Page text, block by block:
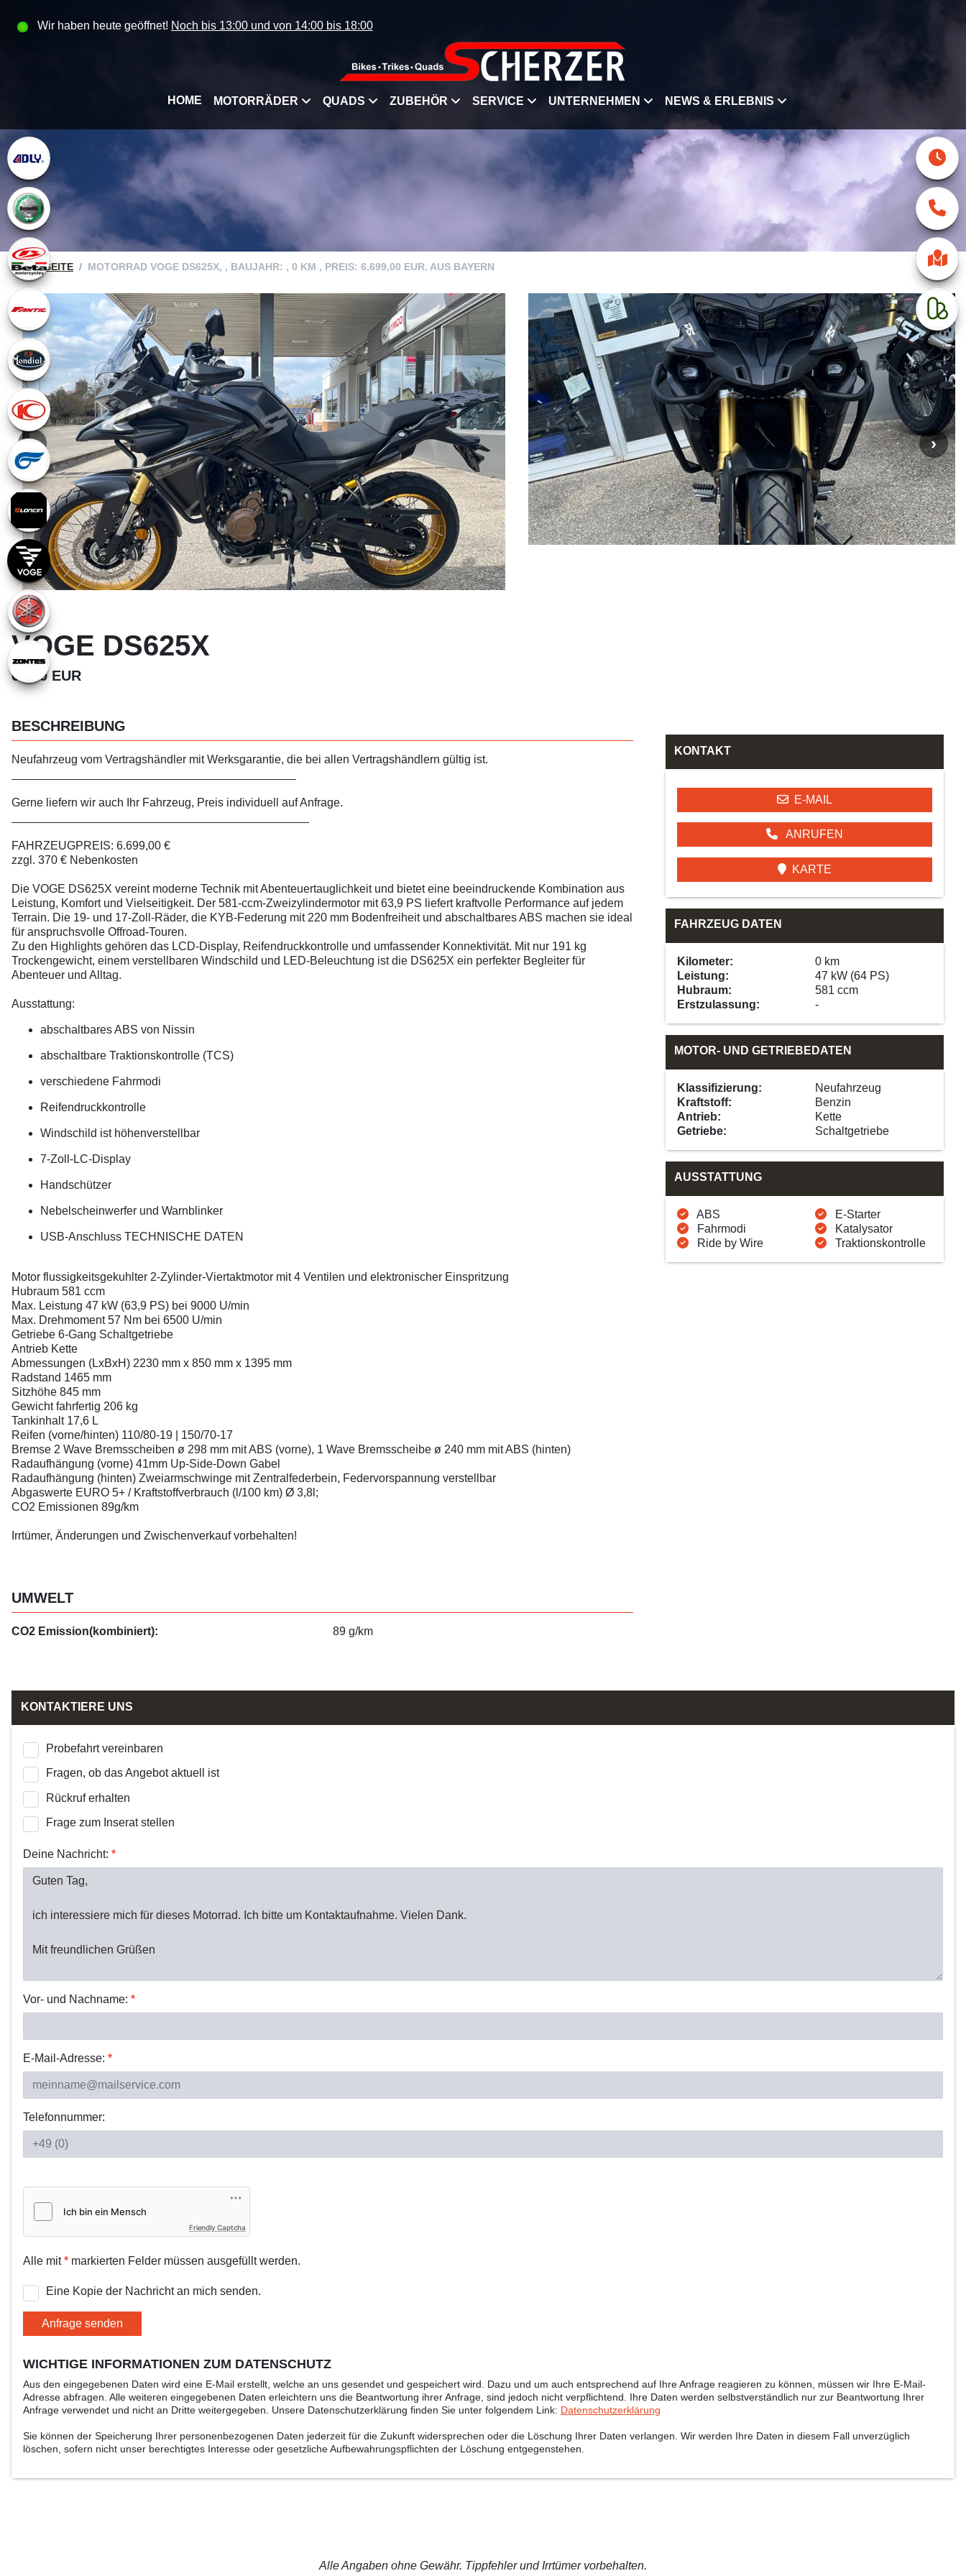
Wir haben heute geöffnet! Noch bis 13:00 und von 14:00 bis 18:00
HOME MOTORRÄDER QUADS ZUBEHÖR SERVICE UNTERNEHMEN NEWS & ERLEBNIS
STARTSEITE MOTORRAD VOGE DS625X, , BAUJAHR: , 0 KM , PREIS: 6.699,00 EUR. AUS BAYERN
VOGE DS625X
6.699 EUR
BESCHREIBUNG
Neufahrzeug vom Vertragshändler mit Werksgarantie, die bei allen Vertragshändlern gültig ist.
Gerne liefern wir auch Ihr Fahrzeug, Preis individuell auf Anfrage.
FAHRZEUGPREIS: 6.699,00 €
zzgl. 370 € Nebenkosten
Die VOGE DS625X vereint moderne Technik mit Abenteuertauglichkeit und bietet eine beeindruckende Kombination aus
Leistung, Komfort und Vielseitigkeit. Der 581-ccm-Zweizylindermotor mit 63,9 PS liefert kraftvolle Performance auf jedem
Terrain. Die 19- und 17-Zoll-Räder, die KYB-Federung mit 220 mm Bodenfreiheit und abschaltbares ABS machen sie ideal
für anspruchsvolle Offroad-Touren.
Zu den Highlights gehören das LCD-Display, Reifendruckkontrolle und umfassender Konnektivität. Mit nur 191 kg
Trockengewicht, einem verstellbaren Windschild und LED-Beleuchtung ist die DS625X ein perfekter Begleiter für
Abenteuer und Alltag.
Ausstattung:
abschaltbares ABS von Nissin
abschaltbare Traktionskontrolle (TCS)
verschiedene Fahrmodi
Reifendruckkontrolle
Windschild ist höhenverstellbar
7-Zoll-LC-Display
Handschützer
Nebelscheinwerfer und Warnblinker
USB-Anschluss TECHNISCHE DATEN
Motor flussigkeitsgekuhlter 2-Zylinder-Viertaktmotor mit 4 Ventilen und elektronischer Einspritzung
Hubraum 581 ccm
Max. Leistung 47 kW (63,9 PS) bei 9000 U/min
Max. Drehmoment 57 Nm bei 6500 U/min
Getriebe 6-Gang Schaltgetriebe
Antrieb Kette
Abmessungen (LxBxH) 2230 mm x 850 mm x 1395 mm
Radstand 1465 mm
Sitzhöhe 845 mm
Gewicht fahrfertig 206 kg
Tankinhalt 17,6 L
Reifen (vorne/hinten) 110/80-19 | 150/70-17
Bremse 2 Wave Bremsscheiben ø 298 mm mit ABS (vorne), 1 Wave Bremsscheibe ø 240 mm mit ABS (hinten)
Radaufhängung (vorne) 41mm Up-Side-Down Gabel
Radaufhängung (hinten) Zweiarmschwinge mit Zentralfederbein, Federvorspannung verstellbar
Abgaswerte EURO 5+ / Kraftstoffverbrauch (l/100 km) Ø 3,8l;
CO2 Emissionen 89g/km
Irrtümer, Änderungen und Zwischenverkauf vorbehalten!
UMWELT
CO2 Emission(kombiniert): 89 g/km
KONTAKT
E-MAIL
ANRUFEN
KARTE
FAHRZEUG DATEN
Kilometer:
0 km
Leistung:
47 kW (64 PS)
Hubraum:
581 ccm
Erstzulassung:
-
MOTOR- UND GETRIEBEDATEN
Klassifizierung:
Neufahrzeug
Kraftstoff:
Benzin
Antrieb:
Kette
Getriebe:
Schaltgetriebe
AUSSTATTUNG
ABS
E-Starter
Fahrmodi
Katalysator
Ride by Wire
Traktionskontrolle
KONTAKTIERE UNS
Probefahrt vereinbaren
Fragen, ob das Angebot aktuell ist
Rückruf erhalten
Frage zum Inserat stellen
Deine Nachricht: *
Vor- und Nachname: *
E-Mail-Adresse: *
Telefonnummer:
Friendly Captcha
Alle mit* markierten Felder müssen ausgefüllt werden.
Eine Kopie der Nachricht an mich senden.
Anfrage senden
WICHTIGE INFORMATIONEN ZUM DATENSCHUTZ
Aus den eingegebenen Daten wird eine E-Mail erstellt, welche an uns gesendet und gespeichert wird. Dazu und um auch entsprechend auf Ihre Anfrage reagieren zu können, müssen wir Ihre E-Mail-
Adresse abfragen. Alle weiteren eingegebenen Daten erleichtern uns die Beantwortung ihrer Anfrage, sind jedoch nicht verpflichtend. Ihre Daten werden selbstverständlich nur zur Beantwortung Ihrer
Anfrage verwendet und nicht an Dritte weitergegeben. Unsere Datenschutzerklärung finden Sie unter folgendem Link: Datenschutzerklärung
Sie können der Speicherung Ihrer personenbezogenen Daten jederzeit für die Zukunft widersprechen oder die Löschung Ihrer Daten verlangen. Wir werden Ihre Daten in diesem Fall unverzüglich
löschen, sofern nicht unser berechtigtes Interesse oder gesetzliche Aufbewahrungspflichten der Löschung entgegenstehen.
Alle Angaben ohne Gewähr. Tippfehler und Irrtümer vorbehalten.